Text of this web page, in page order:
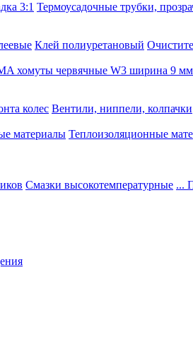
3:1 Термоусадочные трубки,
Клей полиуретановый
хомуты червячные W3 ширина 9
колес Вентили, ниппели, колпачки
материалы Теплоизоляционные
Смазки высокотемпературные ...